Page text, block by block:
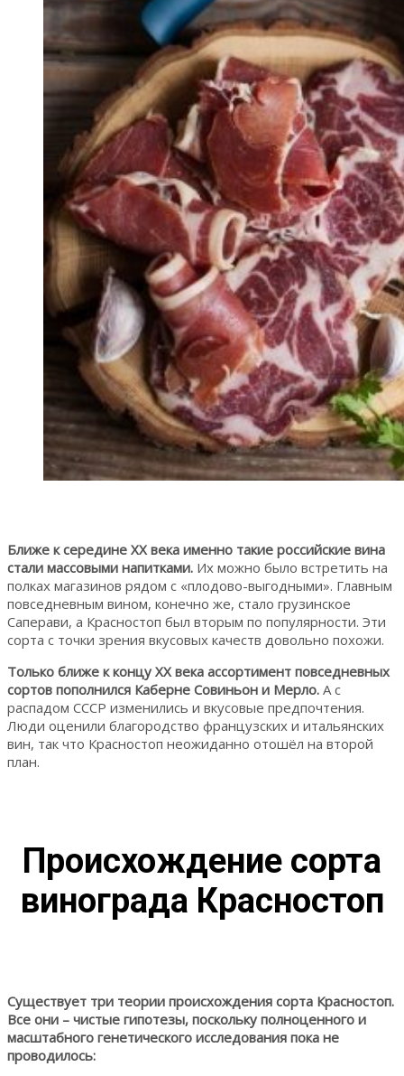
Ближе к середине XX века именно такие российские вина
стали массовыми напитками. Их можно было встретить на
полках магазинов рядом с «плодово-выгодными». Главным
повседневным вином, конечно же, стало грузинское
Саперави, а Красностоп был вторым по популярности. Эти
сорта с точки зрения вкусовых качеств довольно похожи.
Только ближе к концу XX века ассортимент повседневных
сортов пополнился Каберне Совиньон и Мерло. А с
распадом СССР изменились и вкусовые предпочтения.
Люди оценили благородство французских и итальянских
вин, так что Красностоп неожиданно отошёл на второй
план.
Происхождение сорта
винограда Красностоп
Существует три теории происхождения сорта Красностоп.
Все они – чистые гипотезы, поскольку полноценного и
масштабного генетического исследования пока не
проводилось: